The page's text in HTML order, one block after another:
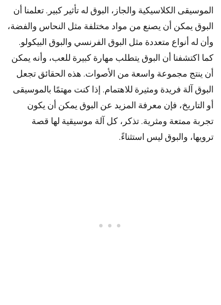
الموسيقى الكلاسيكية والجاز، البوق له تأثير كبير. تعلمنا أن
البوق يمكن أن يصنع من مواد مختلفة مثل النحاس والفضة،
وأن له أنواع متعددة مثل البوق الفرنسي والبوق البيكولو.
كما اكتشفنا أن البوق يتطلب مهارة كبيرة للعب، وأنه يمكن
أن ينتج مجموعة واسعة من الأصوات. هذه الحقائق تجعل
البوق آلة فريدة ومثيرة للاهتمام. إذا كنت مهتمًا بالموسيقى
أو التاريخ، فإن معرفة المزيد عن البوق يمكن أن يكون
تجربة ممتعة ومثرية. تذكر، كل آلة موسيقية لها قصة
ترويها، والبوق ليس استثناءً.